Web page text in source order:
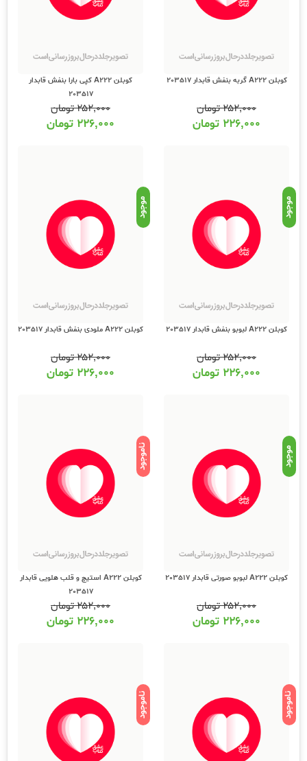
کوبلن A222 گربه بنفش قابدار 203517
۲۵۲,۰۰۰تومان
۲۲۶,۰۰۰ تومان
کوبلن A222 کپی بارا بنفش قابدار
203517
۲۵۲,۰۰۰تومان
۲۲۶,۰۰۰ تومان
موجود
کوبلن A222 لبوبو بنفش قابدار 203517
۲۵۲,۰۰۰تومان
۲۲۶,۰۰۰ تومان
موجود
کوبلن A222 ملودی بنفش قابدار 203517
۲۵۲,۰۰۰تومان
۲۲۶,۰۰۰ تومان
موجود
کوبلن A222 لبوبو صورتی قابدار 203517
۲۵۲,۰۰۰تومان
۲۲۶,۰۰۰ تومان
ناموجود
کوبلن A222 استیچ و قلب هلویی قابدار
203517
۲۵۲,۰۰۰تومان
۲۲۶,۰۰۰ تومان
ناموجود ناموجود